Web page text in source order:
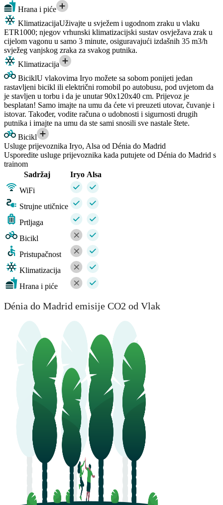
Hrana i piće
KlimatizacijaUživajte u svježem i ugodnom zraku u vlaku
ETR1000; njegov vrhunski klimatizacijski sustav osvježava zrak u
cijelom vagonu u samo 3 minute, osiguravajući izdašnih 35 m3/h
svježeg vanjskog zraka za svakog putnika.
Klimatizacija
BiciklU vlakovima Iryo možete sa sobom ponijeti jedan
rastavljeni bicikl ili električni romobil po autobusu, pod uvjetom da
je stavljen u torbu i da je unutar 90x120x40 cm. Prijevoz je
besplatan! Samo imajte na umu da ćete vi preuzeti utovar, čuvanje i
istovar. Također, vodite računa o udobnosti i sigurnosti drugih
putnika i imajte na umu da ste sami snosili sve nastale štete.
Bicikl
Usluge prijevoznika Iryo, Alsa od Dénia do Madrid
Usporedite usluge prijevoznika kada putujete od Dénia do Madrid s
trainom
Sadržaj
Iryo Alsa
WiFi
Strujne utičnice
Prtljaga
Bicikl
Pristupačnost
Klimatizacija
Hrana i piće
Dénia do Madrid emisije CO2 od Vlak